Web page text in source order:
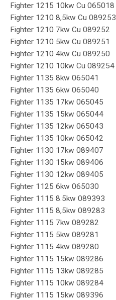
Fighter 1215 10kw Cu 065018
Fighter 1210 8,5kw Cu 089253
Fighter 1210 7kw Cu 089252
Fighter 1210 5kw Cu 089251
Fighter 1210 4kw Cu 089250
Fighter 1210 10kw Cu 089254
Fighter 1135 8kw 065041
Fighter 1135 6kw 065040
Fighter 1135 17kw 065045
Fighter 1135 15kw 065044
Fighter 1135 12kw 065043
Fighter 1135 10kw 065042
Fighter 1130 17kw 089407
Fighter 1130 15kw 089406
Fighter 1130 12kw 089405
Fighter 1125 6kw 065030
Fighter 1115 8.5kw 089393
Fighter 1115 8,5kw 089283
Fighter 1115 7kw 089282
Fighter 1115 5kw 089281
Fighter 1115 4kw 089280
Fighter 1115 15kw 089286
Fighter 1115 13kw 089285
Fighter 1115 10kw 089284
Fighter 1115 15kw 089396